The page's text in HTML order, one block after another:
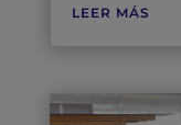
LEER MÁS